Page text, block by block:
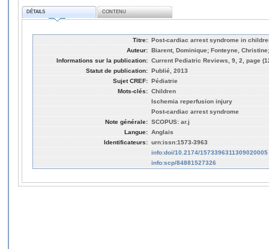
DÉTAILS CONTENU
Titre: Post-cardiac arrest syndrome in
Auteur: Biarent, Dominique; Fonteyne,
Informations sur la publication: Current Pediatric Reviews, 9, 2, page
Statut de publication: Publié, 2013
Sujet CREF: Pédiatrie
Mots-clés: Children
Ischemia reperfusion injury
Post-cardiac arrest syndrome
Note générale: SCOPUS: ar.j
Langue: Anglais
Identificateurs: urn:issn:1573-3963
info:doi/10.2174/1573396311309020005
info:scp/84881527326